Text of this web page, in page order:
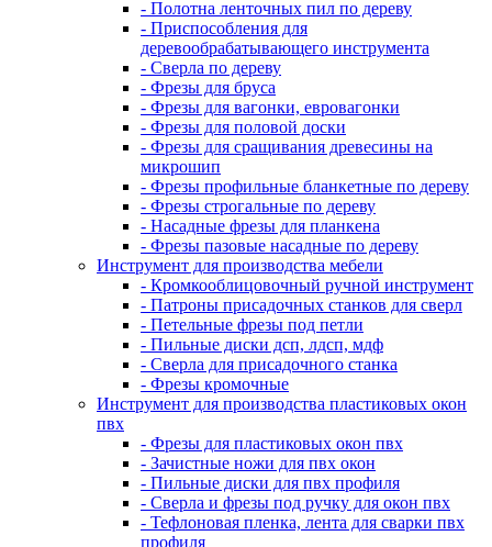
- Полотна ленточных пил по дереву
- Приспособления для
деревообрабатывающего инструмента
- Сверла по дереву
- Фрезы для бруса
- Фрезы для вагонки, евровагонки
- Фрезы для половой доски
- Фрезы для сращивания древесины на
микрошип
- Фрезы профильные бланкетные по дереву
- Фрезы строгальные по дереву
- Насадные фрезы для планкена
- Фрезы пазовые насадные по дереву
Инструмент для производства мебели
- Кромкооблицовочный ручной инструмент
- Патроны присадочных станков для сверл
- Петельные фрезы под петли
- Пильные диски дсп, лдсп, мдф
- Сверла для присадочного станка
- Фрезы кромочные
Инструмент для производства пластиковых окон
пвх
- Фрезы для пластиковых окон пвх
- Зачистные ножи для пвх окон
- Пильные диски для пвх профиля
- Сверла и фрезы под ручку для окон пвх
- Тефлоновая пленка, лента для сварки пвх
профиля